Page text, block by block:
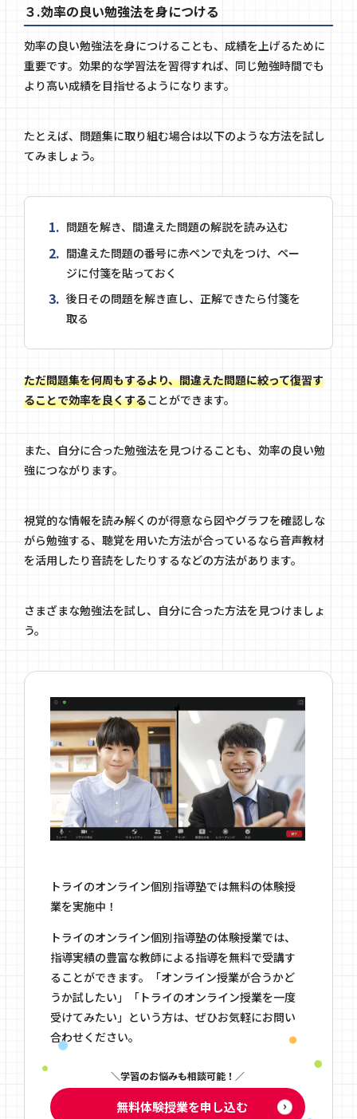
３.効率の良い勉強法を身につける
効率の良い勉強法を身につけることも、成績を上げるために
重要です。効果的な学習法を習得すれば、同じ勉強時間でも
より高い成績を目指せるようになります。
たとえば、問題集に取り組む場合は以下のような方法を試し
てみましょう。
問題を解き、間違えた問題の解説を読み込む
間違えた問題の番号に赤ペンで丸をつけ、ペー
ジに付箋を貼っておく
後日その問題を解き直し、正解できたら付箋を
取る
ただ問題集を何周もするより、間違えた問題に絞って復習す
ることで効率を良くすることができます。
また、自分に合った勉強法を見つけることも、効率の良い勉
強につながります。
視覚的な情報を読み解くのが得意なら図やグラフを確認しな
がら勉強する、聴覚を用いた方法が合っているなら音声教材
を活用したり音読をしたりするなどの方法があります。
さまざまな勉強法を試し、自分に合った方法を見つけましょ
う。
トライのオンライン個別指導塾では無料の体験授
業を実施中！
トライのオンライン個別指導塾の体験授業では、
指導実績の豊富な教師による指導を無料で受講す
ることができます。「オンライン授業が合うかど
うか試したい」「トライのオンライン授業を一度
受けてみたい」という方は、ぜひお気軽にお問い
合わせください。
学習のお悩みも相談可能！
無料体験授業を申し込む